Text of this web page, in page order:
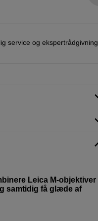
service og ekspertrådgivning
Leica M-objektiver
samtidig få glæde af